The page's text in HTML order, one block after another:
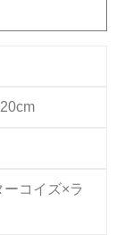
コイズ×ラ